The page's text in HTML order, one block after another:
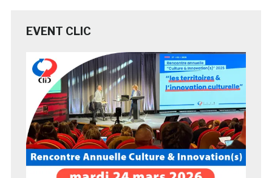
EVENT CLIC